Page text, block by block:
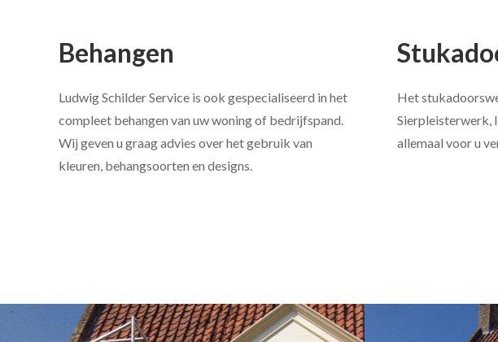
Behangen
Ludwig Schilder Service is ook gespecialiseerd in het
compleet behangen van uw woning of bedrijfspand.
Wij geven u graag advies over het gebruik van
kleuren, behangsoorten en designs.
Het
Sierpleisterwerk,
allemaal voor u